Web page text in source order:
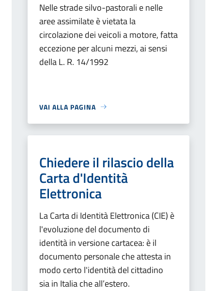
Nelle strade silvo-pastorali e nelle
aree assimilate è vietata la
circolazione dei veicoli a motore, fatta
eccezione per alcuni mezzi, ai sensi
della L. R. 14/1992
VAI ALLA PAGINA
Chiedere il rilascio della
Carta d'Identità
Elettronica
La Carta di Identità Elettronica (CIE) è
l'evoluzione del documento di
identità in versione cartacea: è il
documento personale che attesta in
modo certo l'identità del cittadino
sia in Italia che all’estero.